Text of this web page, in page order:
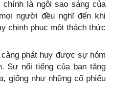
là ngôi sao sáng của
người đều nghĩ đến khi
chinh phục một thách thức
phát huy được sự hóm
Sự nổi tiếng của bạn tăng
giống như những cổ phiếu